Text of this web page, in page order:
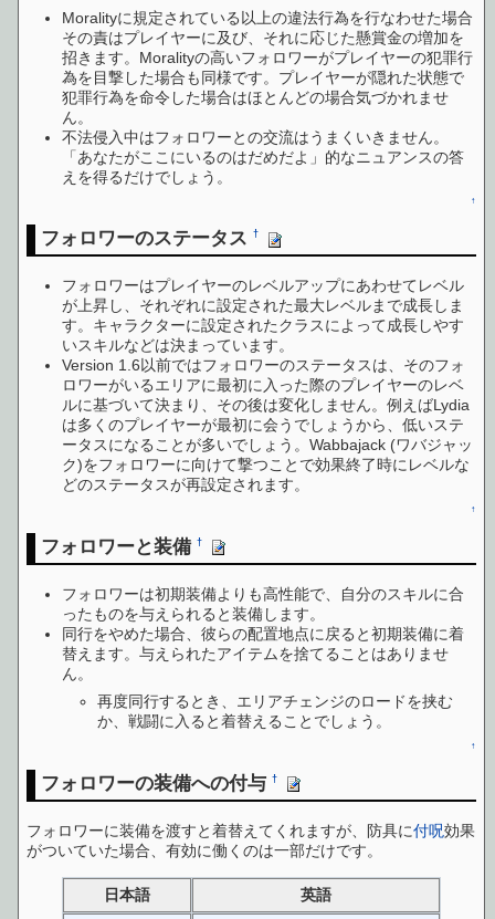
Moralityに規定されている以上の違法行為を行なわせた場合
その責はプレイヤーに及び、それに応じた懸賞金の増加を
招きます。Moralityの高いフォロワーがプレイヤーの犯罪行
為を目撃した場合も同様です。プレイヤーが隠れた状態で
犯罪行為を命令した場合はほとんどの場合気づかれませ
ん。
不法侵入中はフォロワーとの交流はうまくいきません。
「あなたがここにいるのはだめだよ」的なニュアンスの答
えを得るだけでしょう。
↑
フォロワーのステータス†
フォロワーはプレイヤーのレベルアップにあわせてレベル
が上昇し、それぞれに設定された最大レベルまで成長しま
す。キャラクターに設定されたクラスによって成長しやす
いスキルなどは決まっています。
Version 1.6以前ではフォロワーのステータスは、そのフォ
ロワーがいるエリアに最初に入った際のプレイヤーのレベ
ルに基づいて決まり、その後は変化しません。例えばLydia
は多くのプレイヤーが最初に会うでしょうから、低いステ
ータスになることが多いでしょう。Wabbajack (ワバジャッ
ク)をフォロワーに向けて撃つことで効果終了時にレベルな
どのステータスが再設定されます。
↑
フォロワーと装備†
フォロワーは初期装備よりも高性能で、自分のスキルに合
ったものを与えられると装備します。
同行をやめた場合、彼らの配置地点に戻ると初期装備に着
替えます。与えられたアイテムを捨てることはありませ
ん。
再度同行するとき、エリアチェンジのロードを挟む
か、戦闘に入ると着替えることでしょう。
↑
フォロワーの装備への付与†
フォロワーに装備を渡すと着替えてくれますが、防具に付呪効果
がついていた場合、有効に働くのは一部だけです。
日本語 英語